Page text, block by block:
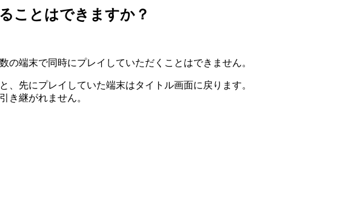
ことはできますか？
の端末で同時にプレイしていただくことはできません。
、先にプレイしていた端末はタイトル画面に戻ります。
き継がれません。